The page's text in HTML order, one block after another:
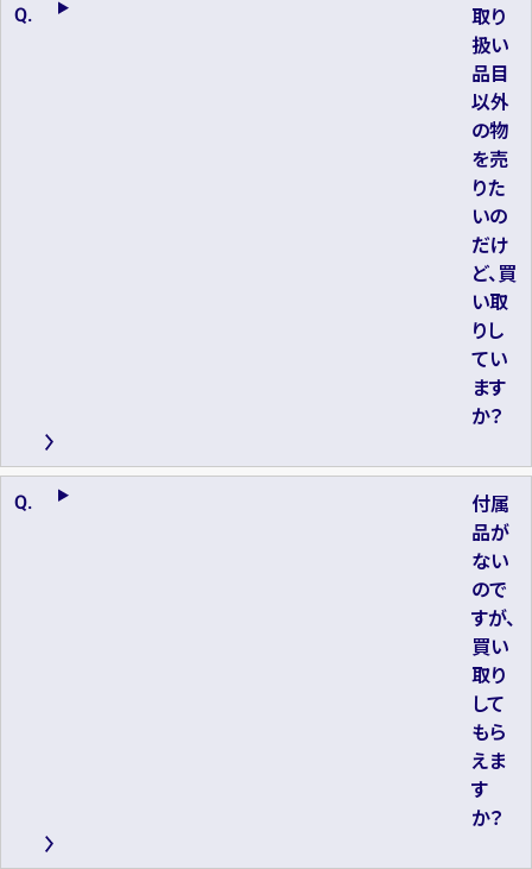
取り
扱い
品目
以外
の物
を売
りた
いの
だけ
ど、買
い取
りし
てい
ます
か？
付属
品が
ない
ので
すが、
買い
取り
して
もら
えま
す
か？